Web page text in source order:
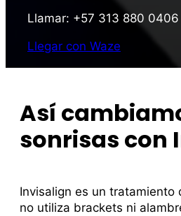
Llamar: +57 313 880 0406
Llegar con Waze
Así
sonrisas con
Invisalign es un tratamiento
no utiliza brackets ni